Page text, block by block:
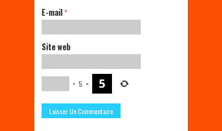
E-mail *
Site web
× 5 =